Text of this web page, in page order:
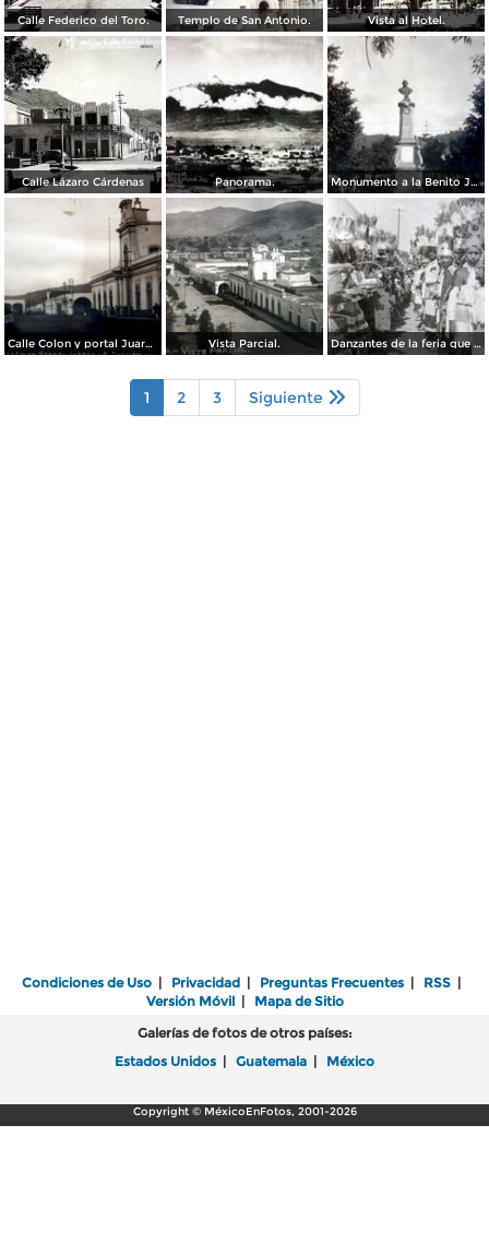
Calle Federico del Toro. Templo de San Antonio. Vista al Hotel.
Calle Lázaro Cárdenas Panorama. Monumento a la Benito Juarez.
Calle Colon y portal Juarez. Vista Parcial. Danzantes de la feria que se celebra cada ano en el mes de Octubre.
1 2 3 Siguiente
Condiciones de Uso | Privacidad | Preguntas Frecuentes | RSS |
Versión Móvil| Mapa de Sitio
Galerías de fotos de otros países:
Estados Unidos | Guatemala | México
Copyright © MéxicoEnFotos, 2001-2026